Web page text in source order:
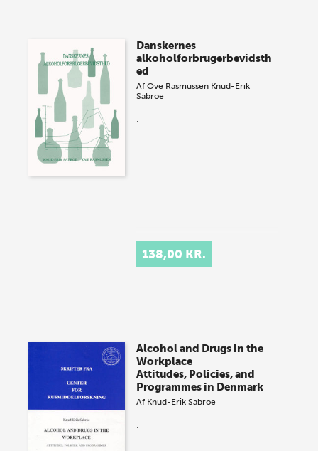
Danskernes
alkoholforbrugerbevidsth
ed
AfOve Rasmussen Knud-Erik
Sabroe
.
138,00 KR.
Alcohol and Drugs in the
Workplace
Attitudes, Policies, and
Programmes in Denmark
Af Knud-Erik Sabroe
.